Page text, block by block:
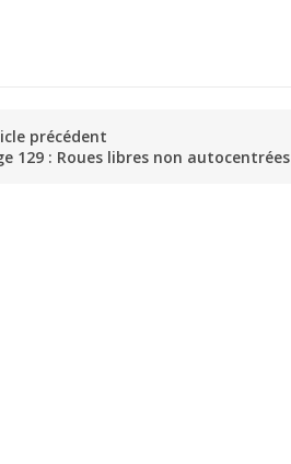
précédent
129 : Roues libres non autocentrées